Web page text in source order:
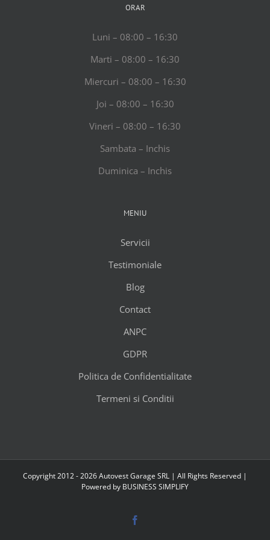
ORAR
Luni – 08:00 – 16:30
Marti – 08:00 – 16:30
Miercuri – 08:00 – 16:30
Joi – 08:00 – 16:30
Vineri – 08:00 – 16:30
Sambata – Inchis
Duminica – Inchis
MENIU
Servicii
Testimoniale
Blog
Contact
ANPC
GDPR
Politica de Confidentialitate
Termeni si Conditii
Copyright 2012 - 2026 Autovest Garage SRL | All Rights Reserved |
Powered by BUSINESS SIMPLIFY